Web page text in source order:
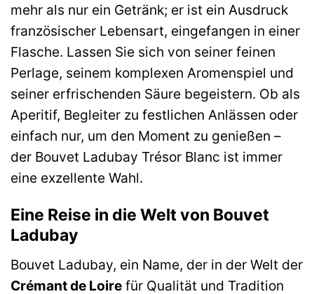
mehr als nur ein Getränk; er ist ein Ausdruck
französischer Lebensart, eingefangen in einer
Flasche. Lassen Sie sich von seiner feinen
Perlage, seinem komplexen Aromenspiel und
seiner erfrischenden Säure begeistern. Ob als
Aperitif, Begleiter zu festlichen Anlässen oder
einfach nur, um den Moment zu genießen –
der Bouvet Ladubay Trésor Blanc ist immer
eine exzellente Wahl.
Eine Reise in die Welt von Bouvet
Ladubay
Bouvet Ladubay, ein Name, der in der Welt der
Crémant de Loire für Qualität und Tradition